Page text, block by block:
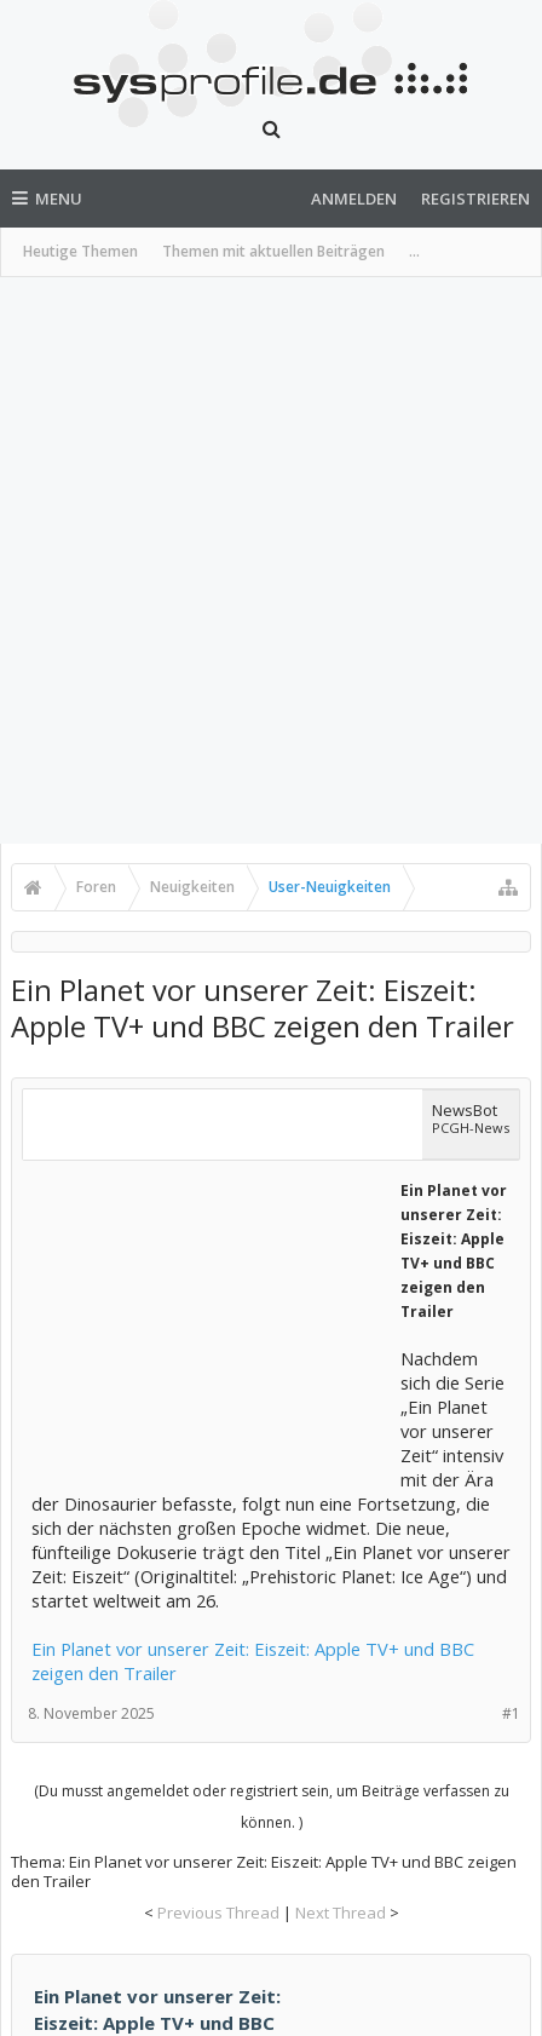
MENU
Heutige Themen Themen mit aktuellen Beiträgen ...
ANMELDEN REGISTRIEREN
Foren Neuigkeiten User-Neuigkeiten
Ein Planet vor unserer Zeit: Eiszeit:
Apple TV+ und BBC zeigen den Trailer
NewsBot
PCGH-News
Ein Planet vor
unserer Zeit:
Eiszeit: Apple
TV+ und BBC
zeigen den
Trailer
Nachdem
sich die Serie
„Ein Planet
vor unserer
Zeit“ intensiv
mit der Ära
der Dinosaurier befasste, folgt nun eine Fortsetzung, die
sich der nächsten großen Epoche widmet. Die neue,
fünfteilige Dokuserie trägt den Titel „Ein Planet vor unserer
Zeit: Eiszeit“ (Originaltitel: „Prehistoric Planet: Ice Age“) und
startet weltweit am 26.
Ein Planet vor unserer Zeit: Eiszeit: Apple TV+ und BBC
zeigen den Trailer
#1
8. November 2025
(Du musst angemeldet oder registriert sein, um Beiträge verfassen zu
können. )
Thema: Ein Planet vor unserer Zeit: Eiszeit: Apple TV+ und BBC zeigen
den Trailer
< Previous Thread | Next Thread >
Ein Planet vor unserer Zeit:
Eiszeit: Apple TV+ und BBC